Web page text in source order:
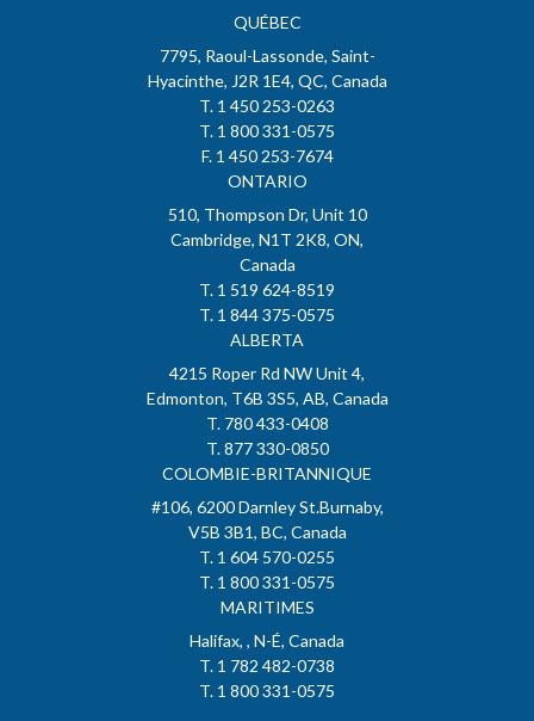
QUÉBEC
7795, Raoul-Lassonde, Saint-
Hyacinthe, J2R 1E4, QC, Canada
T. 1 450 253-0263
T. 1 800 331-0575
F. 1 450 253-7674
ONTARIO
510, Thompson Dr, Unit 10
Cambridge, N1T 2K8, ON,
Canada
T. 1 519 624-8519
T. 1 844 375-0575
ALBERTA
4215 Roper Rd NW Unit 4,
Edmonton, T6B 3S5, AB, Canada
T. 780 433-0408
T. 877 330-0850
COLOMBIE-BRITANNIQUE
#106, 6200 Darnley St.Burnaby,
V5B 3B1, BC, Canada
T. 1 604 570-0255
T. 1 800 331-0575
MARITIMES
Halifax, , N-É, Canada
T. 1 782 482-0738
T. 1 800 331-0575